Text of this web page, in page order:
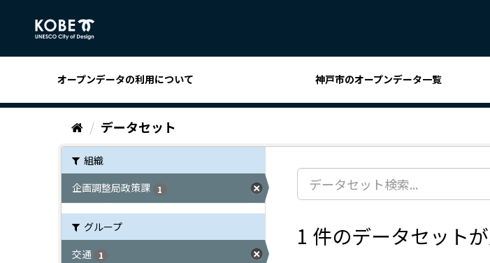
プ
内
オープンデータの利用について 神戸市のオープンデータ一覧
データセット
組織
企画調整局政策課
1
グループ
交通
1
1 件のデータセット